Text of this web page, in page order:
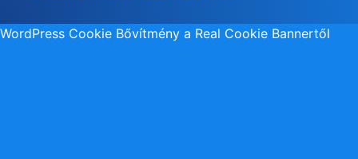
WordPress Cookie Bővítmény a Real Cookie Bannertől